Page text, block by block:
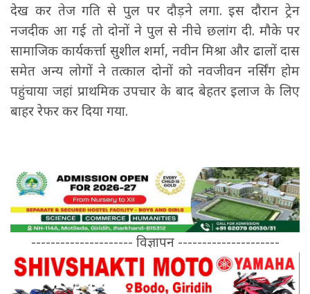
देख कर तेज गति से पुल पर दौड़ने लगा. इस दौरान ट्रेन
नजदीक आ गई तो दोनों ने पुल से नीचे छलांग दी. मौके पर
सामाजिक कार्यकर्त्ता सुशील शर्मा, नवीन मिश्रा और ढालों दास
समेत अन्य लोगों ने तत्काल दोनों को नवजीवन नर्सिंग होम
पहुंचाया जहां प्राथमिक उपचार के बाद बेहतर इलाज के लिए
बाहर रेफर कर दिया गया.
--------------------- विज्ञापन ---------------------